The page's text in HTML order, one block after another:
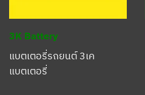
3K Battery
แบตเตอรี่รถยนต์ 3เค
แบตเตอรี่